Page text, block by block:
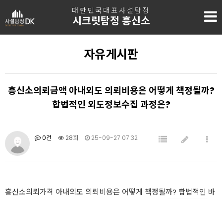
대한민국대표사설탐정
시크릿탐정 흥신소
자유게시판
흥신소의뢰금액 아내외도 의뢰비용은 어떻게 책정될까?
합법적인 외도정보수집 과정은?
0건 28회 25-09-27 07:32
흥신소의뢰가격 아내외도 의뢰비용은 어떻게 책정될까? 합법적인 바